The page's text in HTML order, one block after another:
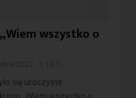
wszystko o
się uroczyste